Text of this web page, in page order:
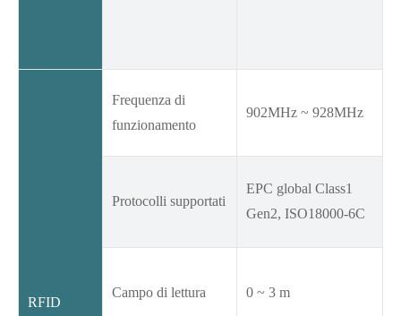
RFID
Frequenza di
funzionamento
902MHz ~ 928MHz
Protocolli supportati
EPC global Class1
Gen2, ISO18000-6C
Campo di lettura 0 ~ 3 m